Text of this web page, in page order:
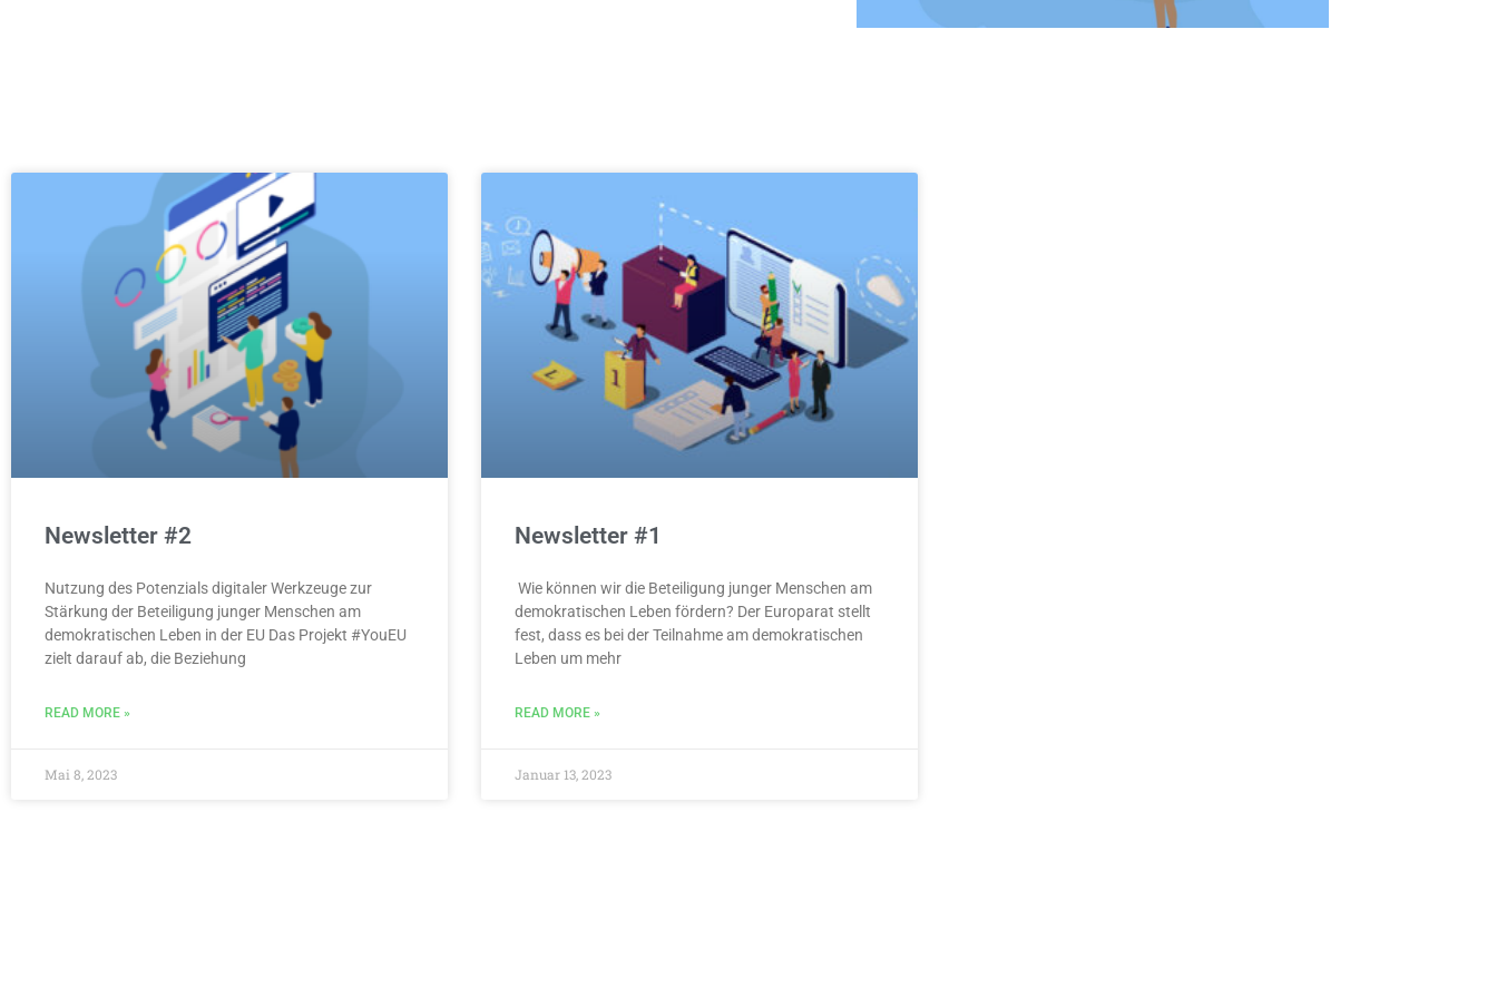
Newsletter #2
Nutzung des Potenzials digitaler Werkzeuge zur
Stärkung der Beteiligung junger Menschen am
demokratischen Leben in der EU Das Projekt #YouEU
zielt darauf ab, die Beziehung
READ MORE »
Mai 8, 2023
Newsletter #1
Wie können wir die Beteiligung junger Menschen am
demokratischen Leben fördern? Der Europarat stellt
fest, dass es bei der Teilnahme am demokratischen
Leben um mehr
READ MORE »
Januar 13, 2023